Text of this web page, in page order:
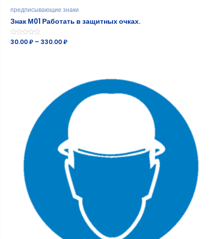
предписывающие знаки
Знак М01 Работать в защитных очках.
Оценка
0
30.00₽ –330.00₽